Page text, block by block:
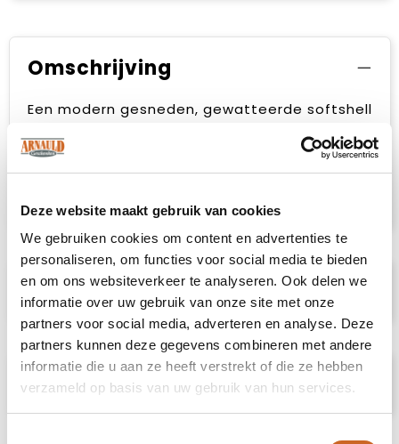
Deze website maakt gebruik van cookies
We gebruiken cookies om content en advertenties te
personaliseren, om functies voor social media te bieden
en om ons websiteverkeer te analyseren. Ook delen we
informatie over uw gebruik van onze site met onze
partners voor social media, adverteren en analyse. Deze
partners kunnen deze gegevens combineren met andere
informatie die u aan ze heeft verstrekt of die ze hebben
verzameld op basis van uw gebruik van hun services.
Omschrijving
Een modern gesneden, gewatteerde softshell
drie zakken met omgekeerde SBS-ritsen en
één binnenzak. De bodywarmer heeft een
dankzij de borduurrits aan de binnenzijde.
Specificaties
Prijsspecificaties